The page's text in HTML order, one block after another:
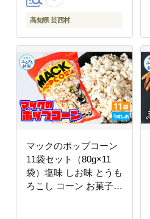
高知県 芸西村
マックのポップコーン
11袋セット（80g×11
袋）塩味 しお味 とうも
ろこし コーン お菓子